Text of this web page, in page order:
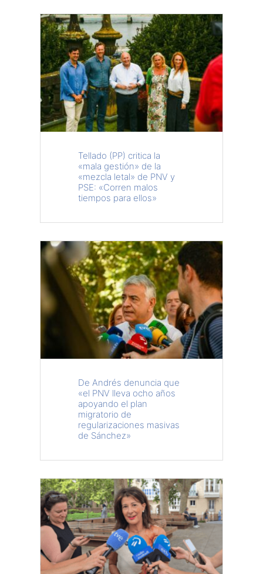
Tellado (PP) critica la
«mala gestión» de la
«mezcla letal» de PNV y
PSE: «Corren malos
tiempos para ellos»
De Andrés denuncia que
«el PNV lleva ocho años
apoyando el plan
migratorio de
regularizaciones masivas
de Sánchez»